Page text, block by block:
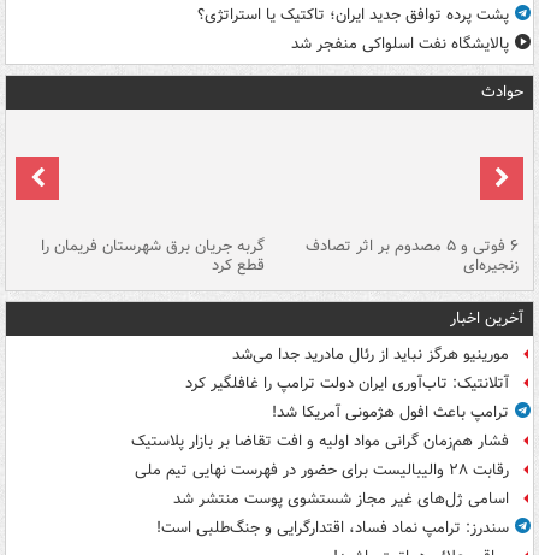
پشت پرده توافق جدید ایران؛ تاکتیک یا استراتژی؟
پالایشگاه نفت اسلواکی منفجر شد
حوادث
۶ فوتی و ۵ مصدوم بر اثر تصادف
زنجیره‌ای
گربه جریان برق شهرستان فریمان را
قطع کرد
آخرین اخبار
مورینیو هرگز نباید از رئال مادرید جدا می‌شد
آتلانتیک: تاب‌آوری ایران دولت ترامپ را غافلگیر کرد
ترامپ باعث افول هژمونی آمریکا شد!
فشار هم‌زمان گرانی مواد اولیه و افت تقاضا بر بازار پلاستیک
رقابت ۲۸ والیبالیست برای حضور در فهرست نهایی تیم ملی
اسامی ژل‌های غیر مجاز شستشوی پوست منتشر شد
سندرز: ترامپ نماد فساد، اقتدارگرایی و جنگ‌طلبی است!